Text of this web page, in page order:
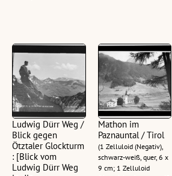
Ludwig Dürr Weg /
Blick gegen
Ötztaler Glockturm
: [Blick vom
Ludwig Dürr Weg
Mathon im
Paznauntal / Tirol
(1 Zelluloid (Negativ),
schwarz-weiß, quer, 6 x
9 cm; 1 Zelluloid